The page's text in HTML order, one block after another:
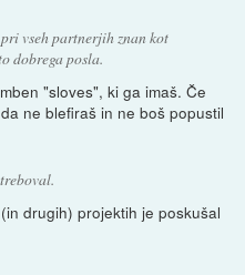
vseh partnerjih znan kot
dobrega posla.
"sloves", ki ga imaš. Če
ne blefiraš in ne boš popustil
drugih) projektih je poskušal